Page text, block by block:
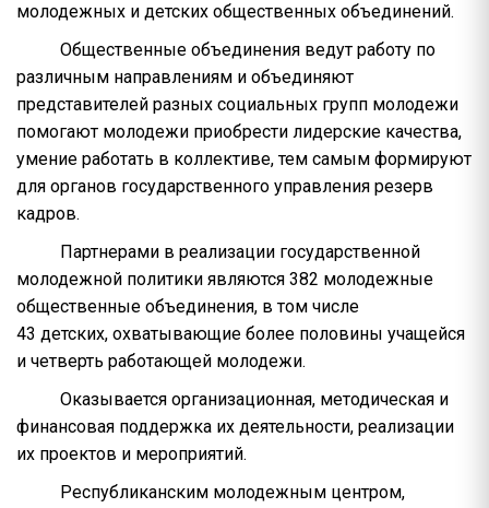
молодежных и детских общественных объединений.
Общественные объединения ведут работу по
различным направлениям и объединяют
представителей разных социальных групп молодежи
помогают молодежи приобрести лидерские качества,
умение работать в коллективе, тем самым формируют
для органов государственного управления резерв
кадров.
Партнерами в реализации государственной
молодежной политики являются 382 молодежные
общественные объединения, в том числе
43 детских, охватывающие более половины учащейся
и четверть работающей молодежи.
Оказывается организационная, методическая и
финансовая поддержка их деятельности, реализации
их проектов и мероприятий.
Республиканским молодежным центром,